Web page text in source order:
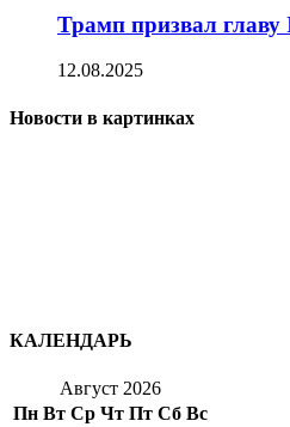
Трамп призвал главу
12.08.2025
Новости в картинках
КАЛЕНДАРЬ
Август 2026
Пн Вт Ср Чт Пт Сб Вс